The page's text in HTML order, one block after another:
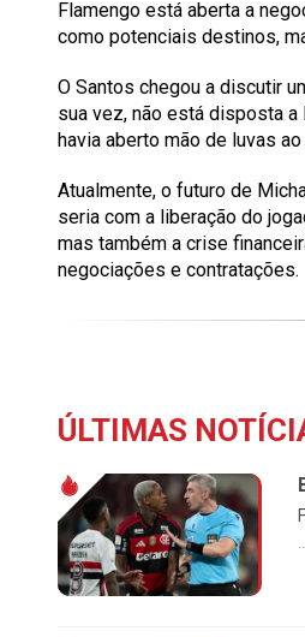
Flamengo está aberta a
como potenciais destinos,
O Santos chegou a discutir
sua vez, não está disposta
havia aberto mão de luvas
Atualmente, o futuro de
seria com a liberação do
mas também a crise
negociações e contratações.
ÚLTIMAS